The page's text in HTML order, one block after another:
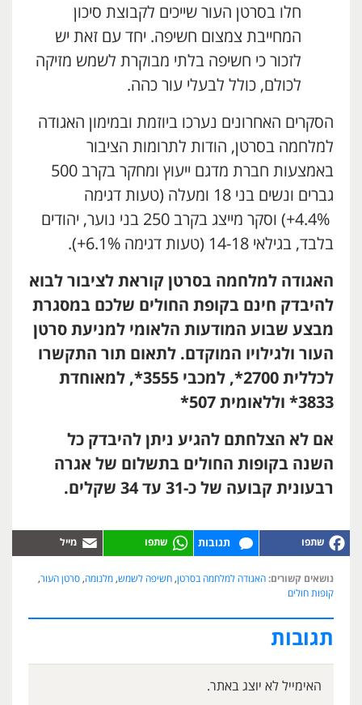
חלו בסרטן העור שייכים לקבוצת סיכון
המחייבת צמצום חשיפה. יחד עם זאת יש
לזכור כי חשיפה בלתי מבוקרת לשמש מזיקה
לכולם, כולל לבעלי עור כהה.
הסקרים האחרונים נערכו ביוזמת ובמימון האגודה
למלחמה בסרטן, הודות לתרומות הציבור
באמצעות חברת מדגם ייעוץ ומחקר בקרב 500
גברים ונשים בני 18 ומעלה (טעות דגימה
4.4%+) וסקר מייצג בקרב 250 בני נוער, יהודים
בלבד, בגילאי 14-18 (טעות דגימה 6.1%+).
האגודה למלחמה בסרטן קוראת לציבור לבוא
להיבדק חינם בקופת החולים שלכם במסגרת
מבצע שבוע המודעות הלאומי למניעת סרטן
העור ולגילויו המוקדם. לתאום תור התקשרו
לכללית 2700*, למכבי 3555*, למאוחדת
3833* וללאומית 507*
אם לא הצלחתם להגיע ניתן להיבדק כל
השנה בקופות החולים בתשלום של אגרה
רבעונית קבועה של כ-31 עד 34 שקלים.
תגובות
נושאים קשורים: האגודה למלחמה בסרטן, חשיפה לשמש, מלנומה, סרטן העור,
קופות חולים
תגובות
האימייל לא יוצג באתר.